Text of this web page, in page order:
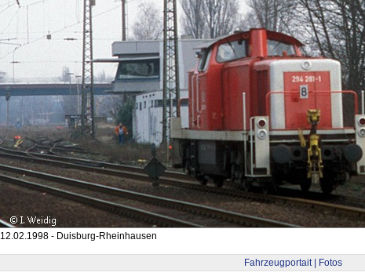
12.02.1998 - Duisburg-Rheinhausen
Fahrzeugportait | Fotos